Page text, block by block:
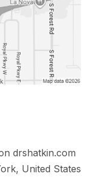
drshatkin.com
, United States